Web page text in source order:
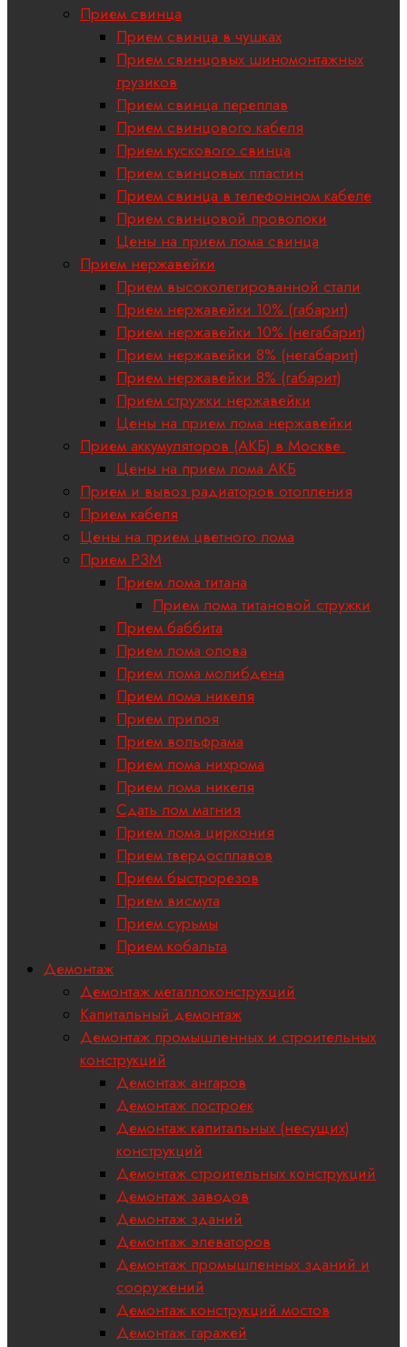
Прием свинца
Прием свинца в чушках
Прием свинцовых шиномонтажных
грузиков
Прием свинца переплав
Прием свинцового кабеля
Прием кускового свинца
Прием свинцовых пластин
Прием свинца в телефонном кабеле
Прием свинцовой проволоки
Цены на прием лома свинца
Прием нержавейки
Прием высоколегированной стали
Прием нержавейки 10% (габарит)
Прием нержавейки 10% (негабарит)
Прием нержавейки 8% (негабарит)
Прием нержавейки 8% (габарит)
Прием стружки нержавейки
Цены на прием лома нержавейки
Прием аккумуляторов (АКБ) в Москве
Цены на прием лома АКБ
Прием и вывоз радиаторов отопления
Прием кабеля
Цены на прием цветного лома
Прием РЗМ
Прием лома титана
Прием лома титановой стружки
Прием баббита
Прием лома олова
Прием лома молибдена
Прием лома никеля
Прием припоя
Прием вольфрама
Прием лома нихрома
Прием лома никеля
Сдать лом магния
Прием лома циркония
Прием твердосплавов
Прием быстрорезов
Прием висмута
Прием сурьмы
Прием кобальта
Демонтаж
Демонтаж металлоконструкций
Капитальный демонтаж
Демонтаж промышленных и строительных
конструкций
Демонтаж ангаров
Демонтаж построек
Демонтаж капитальных (несущих)
конструкций
Демонтаж строительных конструкций
Демонтаж заводов
Демонтаж зданий
Демонтаж элеваторов
Демонтаж промышленных зданий и
сооружений
Демонтаж конструкций мостов
Демонтаж гаражей